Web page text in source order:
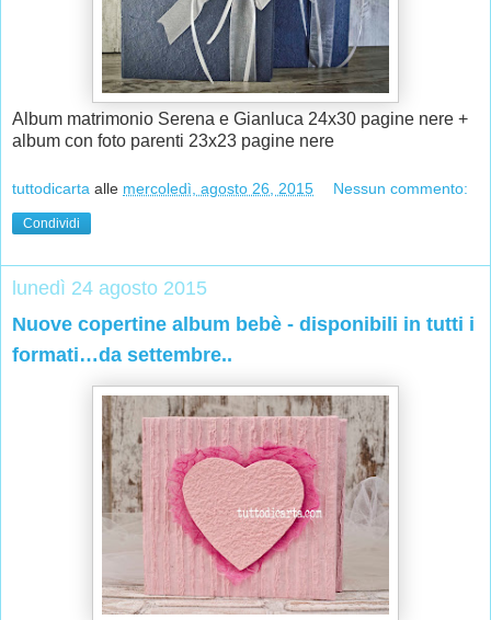
Album matrimonio Serena e Gianluca 24x30 pagine nere +
album con foto parenti 23x23 pagine nere
tuttodicarta alle mercoledì, agosto 26, 2015 Nessun commento:
Condividi
lunedì 24 agosto 2015
Nuove copertine album bebè - disponibili in tutti i
formati…da settembre..